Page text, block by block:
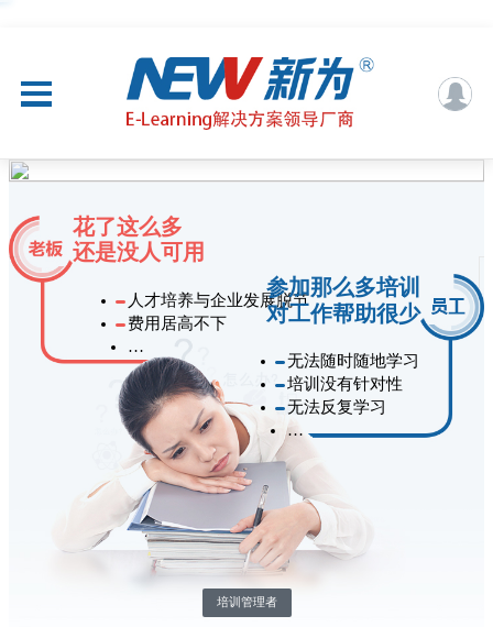
花了这么多
还是没人可用
人才培养与企业发展脱节
费用居高不下
…
参加那么多培训
对工作帮助很少
无法随时随地学习
培训没有针对性
无法反复学习
…
培训管理者